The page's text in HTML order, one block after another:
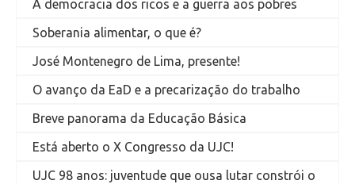
A democracia dos ricos e a guerra aos pobres
Soberania alimentar, o que é?
José Montenegro de Lima, presente!
O avanço da EaD e a precarização do trabalho
Breve panorama da Educação Básica
Está aberto o X Congresso da UJC!
UJC 98 anos: juventude que ousa lutar constrói o